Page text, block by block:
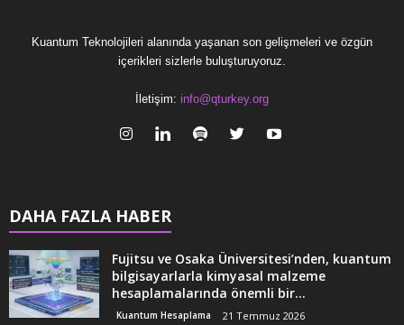
Kuantum Teknolojileri alanında yaşanan son gelişmeleri ve özgün
içerikleri sizlerle buluşturuyoruz.
İletişim: info@qturkey.org
DAHA FAZLA HABER
Fujitsu ve Osaka Üniversitesi’nden, kuantum
bilgisayarlarla kimyasal malzeme
hesaplamalarında önemli bir...
Kuantum Hesaplama 21 Temmuz 2026